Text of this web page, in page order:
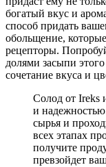
богатый вкус и
способ придать
обольщение,
рецепторы.
долями засыпи
сочетание вкуса и
Солод от Ireks
и
сырья и
всех этапах
получите
превзойдет